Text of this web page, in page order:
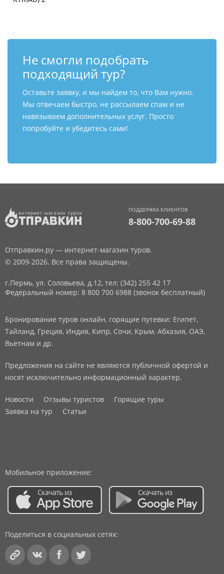
Не смогли подобрать
подходящий тур?
Оставьте заявку, и мы найдем то, что Вам нужно.
Мы отвечаем быстро, не рассылаем спам и не
навязываем дополнительных услуг. Просто
попробуйте и убедитесь сами!
ПОДДЕРЖКА КЛИЕНТОВ
8-800-700-69-88
Отправкин.ру — интернет-магазин туров.
© 2009-2026. Все права защищены.
г.Пермь, ул. Соловьева, д.12, тел: (342) 255 42 17
Федеральный номер: 8 800 700 6988 (звонок бесплатный)
Бронирование туров онлайн, горящие путевки: Египет,
Тайланд, Греция, Индия, Кипр, Сочи, Крым, Абхазия, ОАЭ,
Вьетнам и др.
Предложения на сайте не являются публичной офертой и
носят исключительно информационный характер.
Новости Отзывы туристов
Горящие туры
Заявка на тур
Статьи
Мобильное приложение:
Поделиться в социальных сетях: